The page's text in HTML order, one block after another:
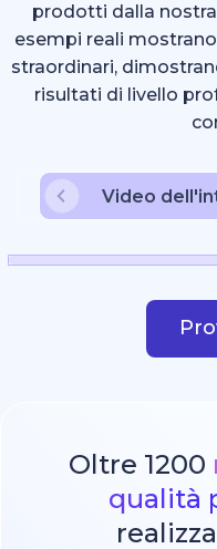
prodotti dalla
esempi reali
straordinari,
risultati di livello
Video
Oltre 1200
qualità